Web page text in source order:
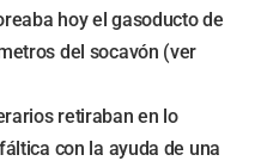
hoy el gasoducto de
del socavón (ver
retiraban en lo
con la ayuda de una